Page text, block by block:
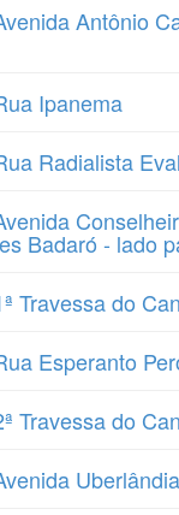
Antônio
Ipanema
Radialista
Badaró - lado
Travessa do
Esperanto
Travessa do
Uberlândia